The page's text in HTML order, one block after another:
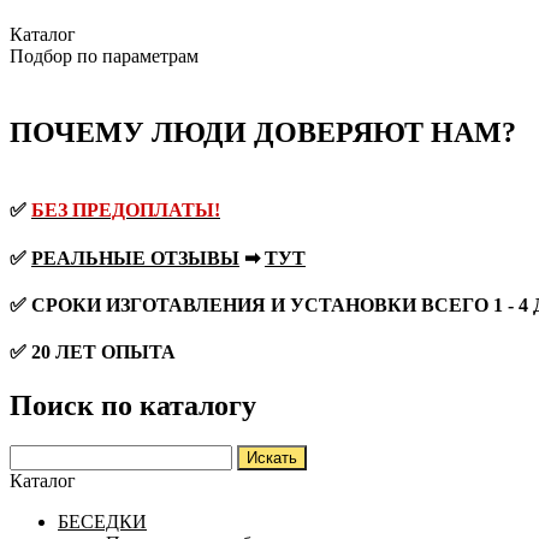
Каталог
Подбор по параметрам
ПОЧЕМУ ЛЮДИ ДОВЕРЯЮТ НАМ?
✅ БЕЗ ПРЕДОПЛАТЫ!
✅ РЕАЛЬНЫЕ ОТЗЫВЫ ➡ТУТ
✅ СРОКИ ИЗГОТАВЛЕНИЯ И УСТАНОВКИ ВСЕГО 1 - 4
✅ 20 ЛЕТ ОПЫТА
Поиск по каталогу
Каталог
БЕСЕДКИ